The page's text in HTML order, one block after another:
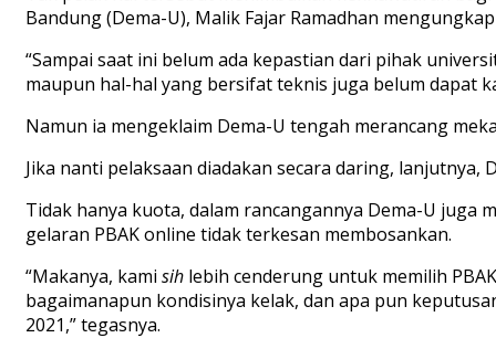
Bandung (Dema-U), Malik Fajar Ramadhan
“Sampai saat ini belum ada kepastian dari pihak
maupun hal-hal yang bersifat teknis juga belum dapat
Namun ia mengeklaim Dema-U tengah merancang
Jika nanti pelaksaan diadakan secara daring,
Tidak hanya kuota, dalam rancangannya Dema-U juga
gelaran PBAK online tidak terkesan membosankan.
“Makanya, kami sih lebih cenderung untuk memilih
bagaimanapun kondisinya kelak, dan apa pun
2021,” tegasnya.